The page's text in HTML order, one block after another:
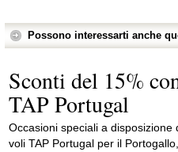
Possono interessarti anche
Sconti del 15%
TAP Portugal
Occasioni speciali a
voli TAP Portugal per il